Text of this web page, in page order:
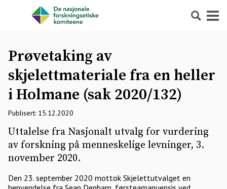
Søk Meny
Prøvetaking av
skjelettmateriale fra en heller
i Holmane (sak 2020/132)
Publisert: 15.12.2020
Uttalelse fra Nasjonalt utvalg for vurdering
av forskning på menneskelige levninger, 3.
november 2020.
Den 23. september 2020 mottok Skjelettutvalget en